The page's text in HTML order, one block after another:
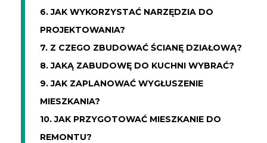
6. JAK WYKORZYSTAĆ NARZĘDZIA DO
PROJEKTOWANIA?
7. Z CZEGO ZBUDOWAĆ ŚCIANĘ DZIAŁOWĄ?
8. JAKĄ ZABUDOWĘ DO KUCHNI WYBRAĆ?
9. JAK ZAPLANOWAĆ WYGŁUSZENIE
MIESZKANIA?
10. JAK PRZYGOTOWAĆ MIESZKANIE DO
REMONTU?